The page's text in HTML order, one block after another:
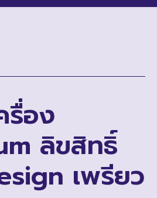
รื่อง
ลิขสิทธิ์
เพรียว